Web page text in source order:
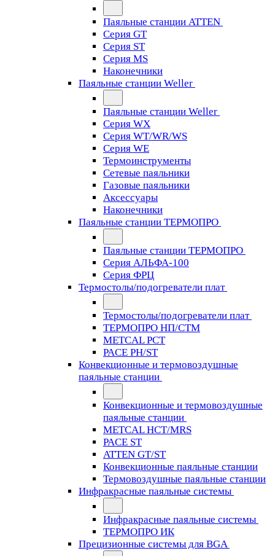
Паяльные станции ATTEN
Серия GT
Серия ST
Серия MS
Наконечники
Паяльные станции Weller
Паяльные станции Weller
Серия WX
Серия WT/WR/WS
Серия WE
Термоинструменты
Сетевые паяльники
Газовые паяльники
Аксессуары
Наконечники
Паяльные станции ТЕРМОПРО
Паяльные станции ТЕРМОПРО
Серия АЛЬФА-100
Серия ФРЦ
Термостолы/подогреватели плат
Термостолы/подогреватели плат
ТЕРМОПРО НП/СТМ
METCAL PCT
PACE PH/ST
Конвекционные и термовоздушные
паяльные станции
Конвекционные и термовоздушные
паяльные станции
METCAL HCT/MRS
PACE ST
ATTEN GT/ST
Конвекционные паяльные станции
Термовоздушные паяльные станции
Инфракрасные паяльные системы
Инфракрасные паяльные системы
ТЕРМОПРО ИК
Прецизионные системы для BGA